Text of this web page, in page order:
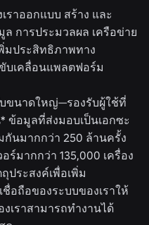
ราออกแบบ สร้าง และ
การประมวลผล เครือข่าย
มประสิทธิภาพทาง
บเคลื่อนแพลตฟอร์ม
ขนาดใหญ่—รองรับผู้ใช้ที่
ข้อมูลที่ส่งมอบเป็นเอกซะ
นมากกว่า 250 ล้านครั้ง
มากกว่า 135,000 เครื่อง
ประสงค์เพื่อเพิ่ม
อถือของระบบของเราให้
เราสามารถทำงานได้